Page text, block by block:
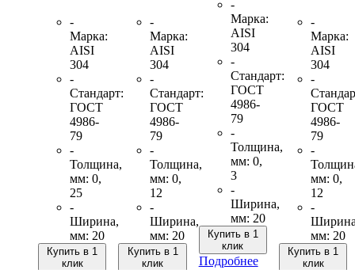
-
Марка:
AISI
304
-
Стандарт:
ГОСТ
4986-
79
-
Толщина,
мм: 0,
25
-
Ширина,
мм: 20
Купить в 1
клик
-
Марка:
AISI
304
-
Стандарт:
ГОСТ
4986-
79
-
Толщина,
мм: 0,
12
-
Ширина,
мм: 20
Купить в 1
клик
-
Марка:
AISI
304
-
Стандарт:
ГОСТ
4986-
79
-
Толщина,
мм: 0,
3
-
Ширина,
мм: 20
Купить в 1
клик
Подробнее
-
Марка:
AISI
304
-
ГОСТ
4986-
79
-
мм: 0,
12
-
мм: 20
Купить в 1
клик